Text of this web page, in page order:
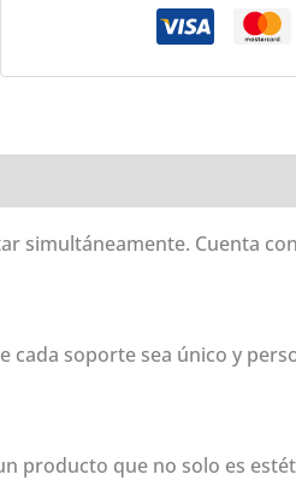
simultáneamente. Cuenta
cada soporte sea único y
producto que no solo es